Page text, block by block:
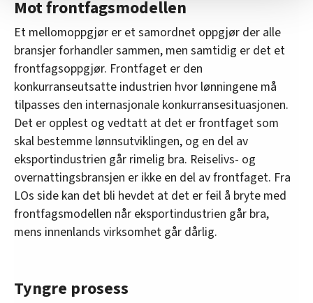
Vi deler bare informasjon om hvordan du bruker
innenfor analyse og annonsering. Disse er angitt i
oversikten lengre ned på denne siden.
Mot frontfagsmodellen
Et mellomoppgjør er et samordnet oppgjør der alle
bransjer forhandler sammen, men samtidig er det et
frontfagsoppgjør. Frontfaget er den
konkurranseutsatte industrien hvor lønningene må
tilpasses den internasjonale konkurransesituasjonen.
Det er opplest og vedtatt at det er frontfaget som
skal bestemme lønnsutviklingen, og en del av
eksportindustrien går rimelig bra. Reiselivs- og
overnattingsbransjen er ikke en del av frontfaget. Fra
LOs side kan det bli hevdet at det er feil å bryte med
frontfagsmodellen når eksportindustrien går bra,
mens innenlands virksomhet går dårlig.
Tyngre prosess